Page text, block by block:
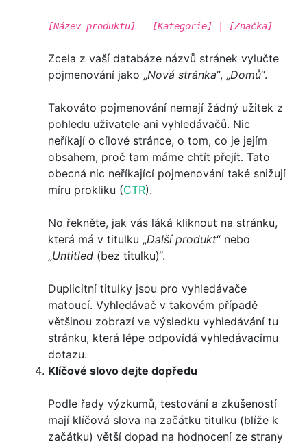
[Název produktu] - [Kategorie] | [Značka]
Zcela z vaší databáze názvů stránek vylučte
pojmenování jako „Nová stránka“, „Domů“.
Takováto pojmenování nemají žádný užitek z
pohledu uživatele ani vyhledávačů. Nic
neříkají o cílové stránce, o tom, co je jejím
obsahem, proč tam máme chtít přejít. Tato
obecná nic neříkající pojmenování také snižují
míru prokliku (CTR).
No řekněte, jak vás láká kliknout na stránku,
která má v titulku „Další produkt“ nebo
„Untitled (bez titulku)“.
Duplicitní titulky jsou pro vyhledávače
matoucí. Vyhledávač v takovém případě
většinou zobrazí ve výsledku vyhledávání tu
stránku, která lépe odpovídá vyhledávacímu
dotazu.
Klíčové slovo dejte dopředu
Podle řady výzkumů, testování a zkušeností
mají klíčová slova na začátku titulku (blíže k
začátku) větší dopad na hodnocení ze strany